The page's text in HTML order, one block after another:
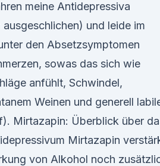
meine Antidepressiva
und leide im
den Absetzsymptomen
sowas das sich wie
anfühlt, Schwindel,
Weinen und generell
Mirtazapin: Überblick über
Mirtazapin
von Alkohol noch